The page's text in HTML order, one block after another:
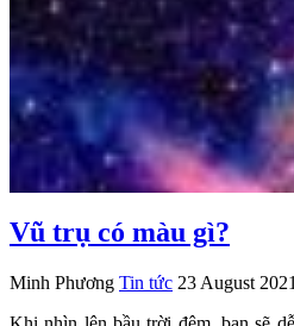
Vũ trụ có màu gì?
Minh Phương Tin tức 23 August 2021